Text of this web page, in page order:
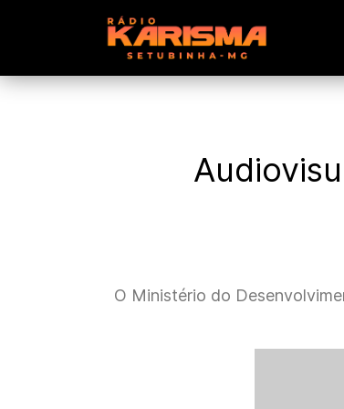
O Ministério do